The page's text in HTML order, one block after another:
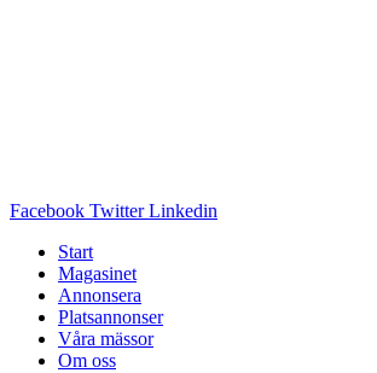
Facebook Twitter Linkedin
Start
Magasinet
Annonsera
Platsannonser
Våra mässor
Om oss